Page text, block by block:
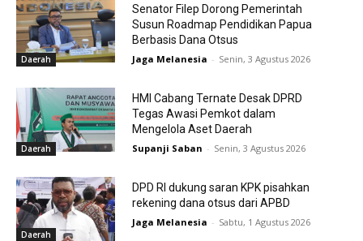
Daerah
Senator Filep Dorong Pemerintah
Susun Roadmap Pendidikan Papua
Berbasis Dana Otsus
Jaga Melanesia - Senin, 3 Agustus 2026
Daerah
HMI Cabang Ternate Desak DPRD
Tegas Awasi Pemkot dalam
Mengelola Aset Daerah
Supanji Saban - Senin, 3 Agustus 2026
Daerah
DPD RI dukung saran KPK pisahkan
rekening dana otsus dari APBD
Jaga Melanesia - Sabtu, 1 Agustus 2026